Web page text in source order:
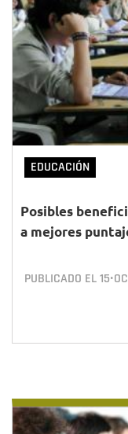
EDUCACIÓN
Posibles
a mejores
PUBLICADO EL